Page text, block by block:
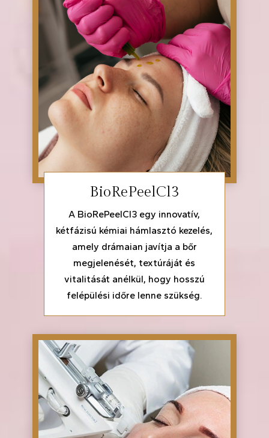
BioRePeelCl3
A BioRePeelCl3 egy innovatív,
kétfázisú kémiai hámlasztó kezelés,
amely drámaian javítja a bőr
megjelenését, textúráját és
vitalitását anélkül, hogy hosszú
felépülési időre lenne szükség.